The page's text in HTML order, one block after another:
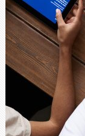
うにし
密度な